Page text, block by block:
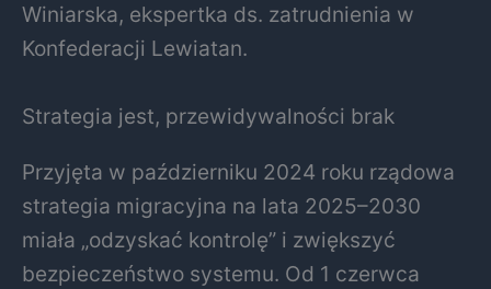
Winiarska, ekspertka ds. zatrudnienia w
Konfederacji Lewiatan.
Strategia jest, przewidywalności brak
Przyjęta w październiku 2024 roku rządowa
strategia migracyjna na lata 2025–2030
miała „odzyskać kontrolę” i zwiększyć
bezpieczeństwo systemu. Od 1 czerwca